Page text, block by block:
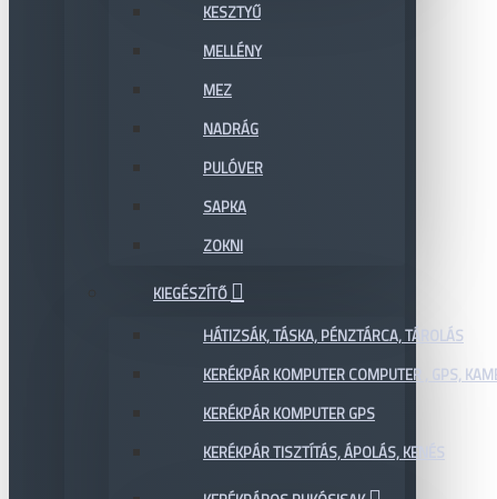
KESZTYŰ
MELLÉNY
MEZ
NADRÁG
PULÓVER
SAPKA
ZOKNI
KIEGÉSZÍTŐ
HÁTIZSÁK, TÁSKA, PÉNZTÁRCA, TÁROLÁS
KERÉKPÁR KOMPUTER COMPUTER , GPS,
KERÉKPÁR KOMPUTER GPS
KERÉKPÁR TISZTÍTÁS, ÁPOLÁS, KENÉS